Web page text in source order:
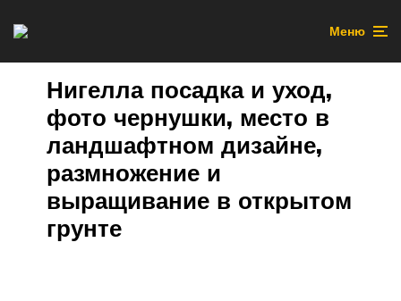
Меню
Нигелла посадка и уход,
фото чернушки, место в
ландшафтном дизайне,
размножение и
выращивание в открытом
грунте